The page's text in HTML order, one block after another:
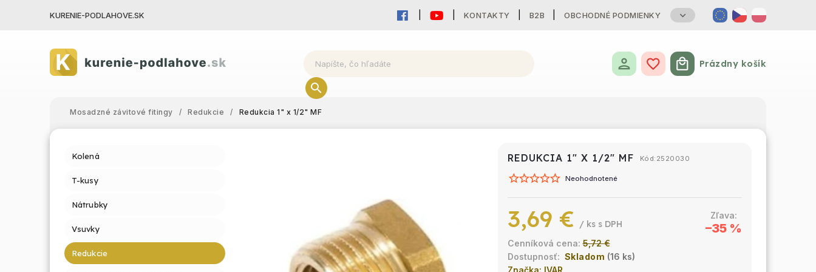
KURENIE-PODLAHOVE.SK KONTAKTY B2B OBCHODNÉ PODMIENKY
Nákupný košík
Prázdny košík
Mosadzné závitové fitingy / Redukcie / Redukcia 1" x 1/2" MF
Kolená
T-kusy
Nátrubky
Vsuvky
Redukcie
REDUKCIA 1" X 1/2" MF Kód: 2520030
Neohodnotené
Značka: IVAR
5,72 €
–35 %
3,69 € / ks
Skladom (16 ks)